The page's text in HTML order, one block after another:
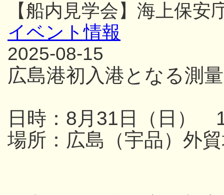
【船内見学会】海上保
イベント情報
2025-08-15
広島港初入港となる測
日時：8月31日（日）
場所：広島（宇品）外